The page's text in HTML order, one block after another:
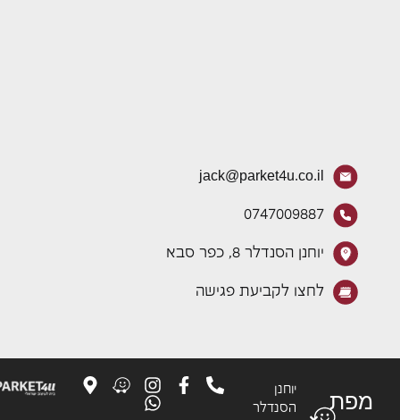
jack@parket4u.co.il
0747009887
יוחנן הסנדלר 8, כפר סבא
לחצו לקביעת פגישה
הסנדלר